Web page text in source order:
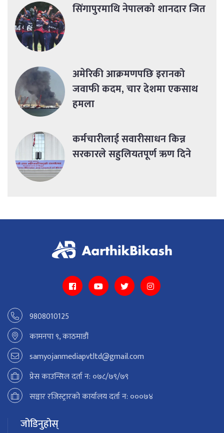
सिंगापुरमाथि नेपालको शानदार जित
अमेरिकी आक्रमणपछि इरानको
जवाफी कदम, चार देशमा एकसाथ
हमला
कर्मचारीलाई सवारीसाधन किन्न
सरकारले सहुलियतपूर्ण ऋण दिने
9808010125
कामनपा ९, काठमाडौं
samyojanmediapvtltd@gmail.com
प्रेस काउन्सिल दर्ता न: ०७८/७९/७९
सञ्चार रजिस्ट्रारको कार्यालय दर्ता न: ०००७४
जोडिनुहोस्